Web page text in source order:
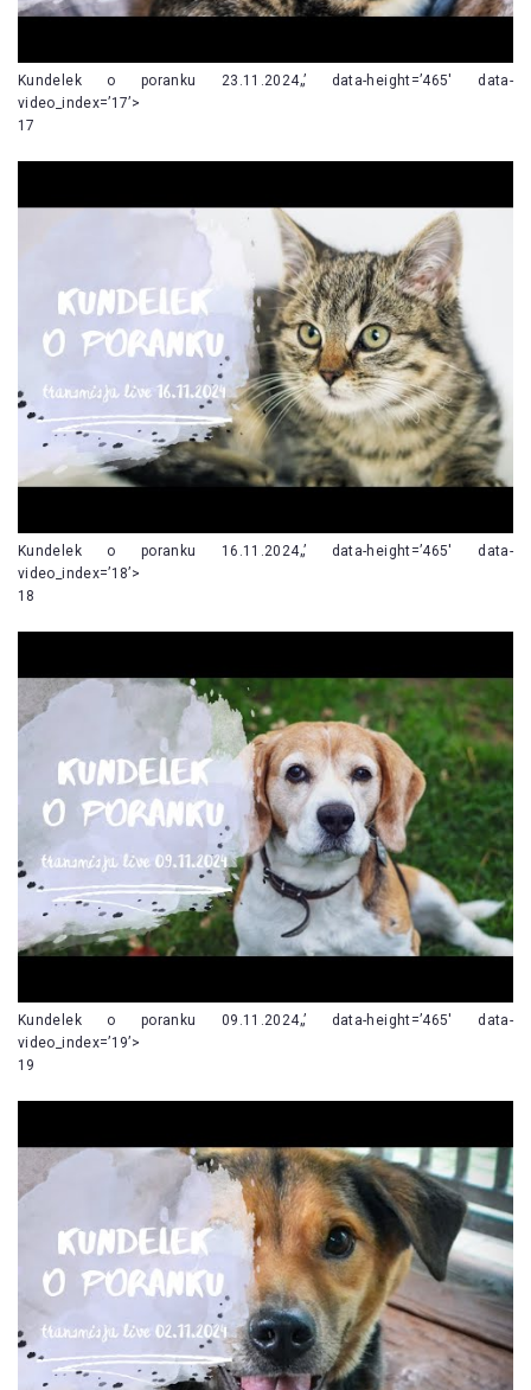
Kundelek o poranku 23.11.2024„’ data-height=’465′ data-
video_index=’17’>
17
Kundelek o poranku 16.11.2024„’ data-height=’465′ data-
video_index=’18’>
18
Kundelek o poranku 09.11.2024„’ data-height=’465′ data-
video_index=’19’>
19